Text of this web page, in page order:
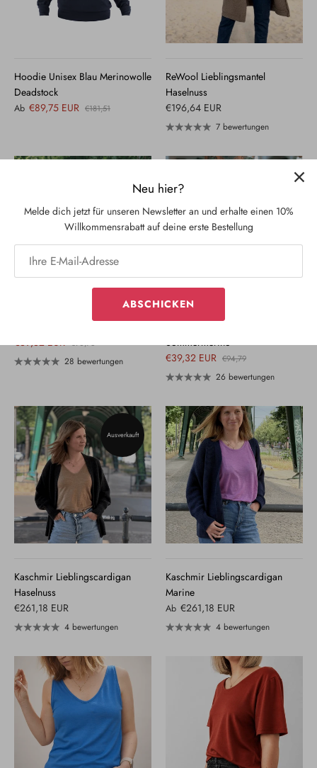
Hoodie Unisex Blau Merinowolle
Deadstock
Ab €89,75 EUR €181,51
ReWool Lieblingsmantel
Haselnuss
€196,64 EUR
7 bewertungen
Ausverkauft
€39,32 EUR €90,76
28 bewertungen
Sommermerino
€39,32 EUR €94,79
26 bewertungen
Ausverkauft
Kaschmir Lieblingscardigan
Haselnuss
€261,18 EUR
4 bewertungen
Kaschmir Lieblingscardigan
Marine
Ab €261,18 EUR
4 bewertungen
Neu hier?
Melde dich jetzt für unseren Newsletter an und erhalte einen 10%
Willkommensrabatt auf deine erste Bestellung
ABSCHICKEN